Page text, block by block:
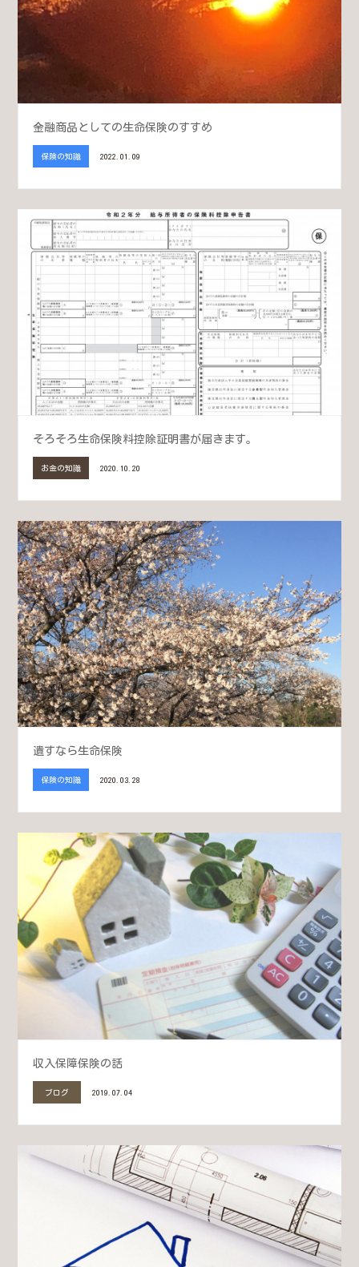
金融商品としての生命保険のすすめ
保険の知識 2022.01.09
そろそろ生命保険料控除証明書が届きます。
お金の知識 2020.10.20
遺すなら生命保険
保険の知識 2020.03.28
収入保障保険の話
ブログ 2019.07.04